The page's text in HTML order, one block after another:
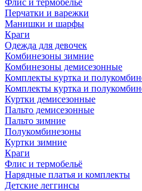
Флис и термобельё
Перчатки и варежки
Манишки и шарфы
Краги
Одежда для девочек
Комбинезоны зимние
Комбинезоны демисезонные
Комплекты куртка и
Комплекты куртка и
Куртки демисезонные
Пальто демисезонные
Пальто зимние
Полукомбинезоны
Куртки зимние
Краги
Флис и термобельё
Нарядные платья и комплекты
Детские леггинсы